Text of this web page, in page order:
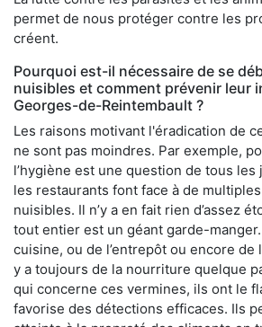
permet de nous protéger contre les
créent.
Pourquoi est-il nécessaire de se
nuisibles et comment prévenir leur
Georges-de-Reintembault ?
Les raisons motivant l'éradication de
ne sont pas moindres. Par exemple,
l’hygiène est une question de tous
les restaurants font face à de
nuisibles. Il n’y a en fait rien d’assez
tout entier est un géant garde-manger.
cuisine, ou de l’entrepôt ou encore de
y a toujours de la nourriture quelque
qui concerne ces vermines, ils ont le
favorise des détections efficaces. Ils